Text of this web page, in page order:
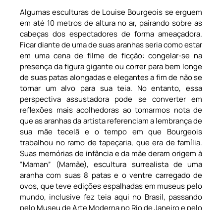
Algumas esculturas de Louise Bourgeois se erguem
em até 10 metros de altura no ar, pairando sobre as
cabeças dos espectadores de forma ameaçadora.
Ficar diante de uma de suas aranhas seria como estar
em uma cena de filme de ficção: congelar-se na
presença da figura gigante ou correr para bem longe
de suas patas alongadas e elegantes a fim de não se
tornar um alvo para sua teia. No entanto, essa
perspectiva assustadora pode se converter em
reflexões mais acolhedoras ao tomarmos nota de
que as aranhas da artista referenciam a lembrança de
sua mãe tecelã e o tempo em que Bourgeois
trabalhou no ramo de tapeçaria, que era de família.
Suas memórias de infância e da mãe deram origem à
“Maman” (Mamãe), escultura surrealista de uma
aranha com suas 8 patas e o ventre carregado de
ovos, que teve edições espalhadas em museus pelo
mundo, inclusive fez teia aqui no Brasil, passando
pelo Museu de Arte Moderna no Rio de Janeiro e pelo